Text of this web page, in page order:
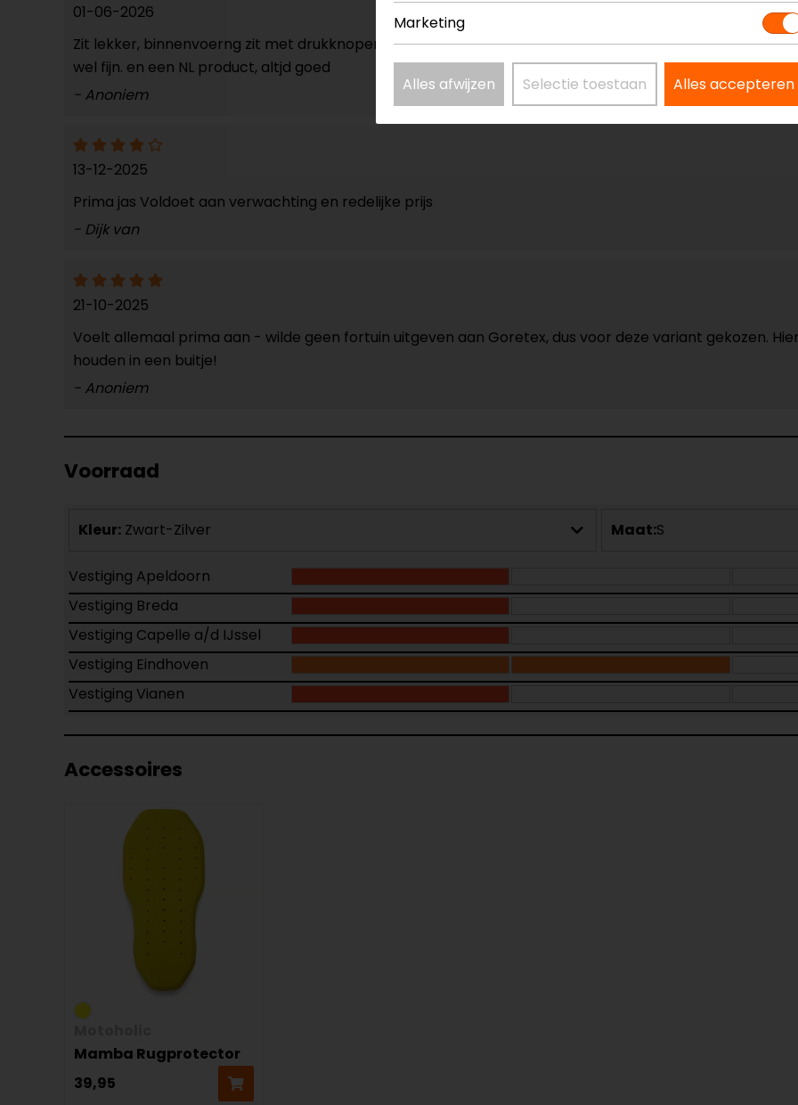
01-06-2026
Zit lekker, binnenvoerng zit met drukknopen vast. vooralsnog geen problemen mee. Tijd zal het leren,
wel fijn. en een NL product, altjd goed
- Anoniem
13-12-2025
Prima jas Voldoet aan verwachting en redelijke prijs
- Dijk van
21-10-2025
Voelt allemaal prima aan - wilde geen fortuin uitgeven aan Goretex, dus voor deze variant gekozen.
houden in een buitje!
- Anoniem
Voorraad
Kleur: Zwart-Zilver Maat:S
Vestiging Apeldoorn
Vestiging Breda
Vestiging Capelle a/d IJssel
Vestiging Eindhoven
Vestiging Vianen
Accessoires
Mamba Rugprotector
39,95
Marketing
Alles afwijzen Selectie toestaan Alles accepteren